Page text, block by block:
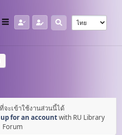
จะเข้าใช้งานส่วนนี้ได้
for an accountwith RU Library
Forum